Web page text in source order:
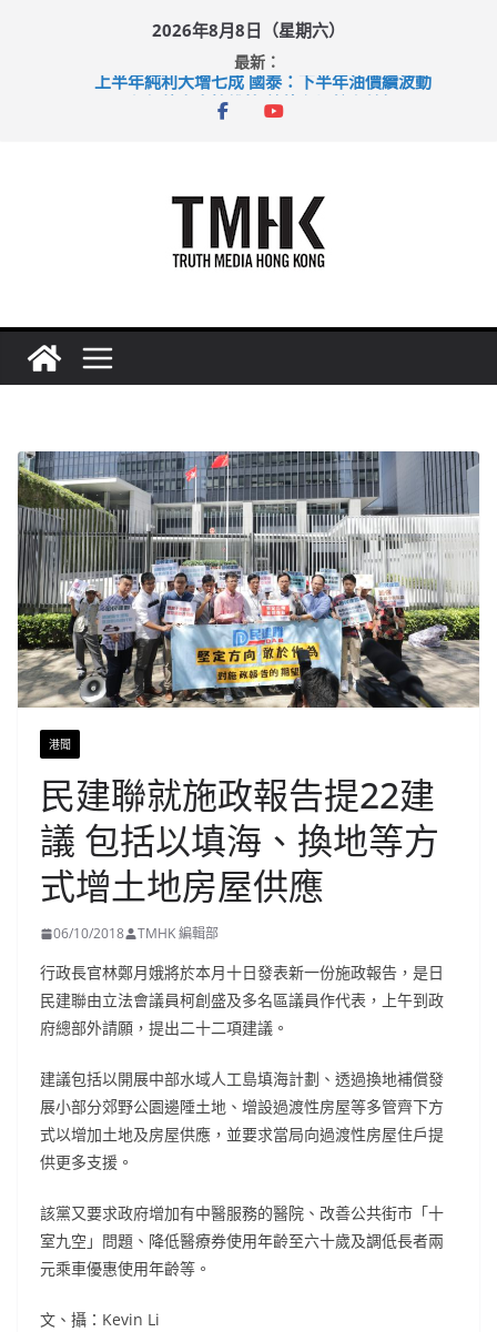
2026年8月8日（星期六）
最新：
上半年純利大增七成 國泰：下半年油價續波動
拜仁熱身賽挫維拉 啟德主場館奪錦標
港聞
民建聯就施政報告提22建
議 包括以填海、換地等方
式增土地房屋供應
06/10/2018 TMHK 編輯部
行政長官林鄭月娥將於本月十日發表新一份施政報告，是日
民建聯由立法會議員柯創盛及多名區議員作代表，上午到政
府總部外請願，提出二十二項建議。
建議包括以開展中部水域人工島填海計劃、透過換地補償發
展小部分郊野公園邊陲土地、增設過渡性房屋等多管齊下方
式以增加土地及房屋供應，並要求當局向過渡性房屋住戶提
供更多支援。
該黨又要求政府增加有中醫服務的醫院、改善公共街市「十
室九空」問題、降低醫療券使用年齡至六十歲及調低長者兩
元乘車優惠使用年齡等。
文、攝：Kevin Li